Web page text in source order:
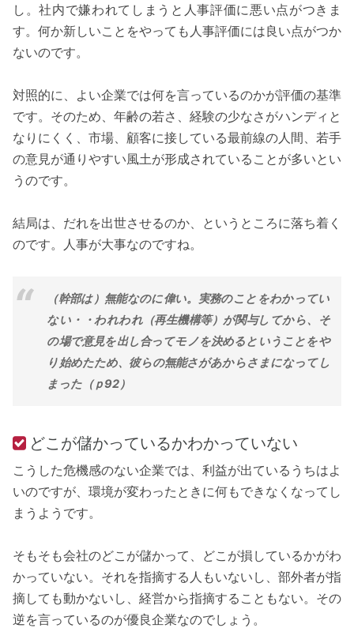
し。社内で嫌われてしまうと人事評価に悪い点がつきま
す。何か新しいことをやっても人事評価には良い点がつか
ないのです。
対照的に、よい企業では何を言っているのかが評価の基準
です。そのため、年齢の若さ、経験の少なさがハンディと
なりにくく、市場、顧客に接している最前線の人間、若手
の意見が通りやすい風土が形成されていることが多いとい
うのです。
結局は、だれを出世させるのか、というところに落ち着く
のです。人事が大事なのですね。
（幹部は）無能なのに偉い。実務のことをわかってい
ない・・われわれ（再生機構等）が関与してから、そ
の場で意見を出し合ってモノを決めるということをや
り始めたため、彼らの無能さがあからさまになってし
まった（ｐ92）
どこが儲かっているかわかっていない
こうした危機感のない企業では、利益が出ているうちはよ
いのですが、環境が変わったときに何もできなくなってし
まうようです。
そもそも会社のどこが儲かって、どこが損しているかがわ
かっていない。それを指摘する人もいないし、部外者が指
摘しても動かないし、経営から指摘することもない。その
逆を言っているのが優良企業なのでしょう。